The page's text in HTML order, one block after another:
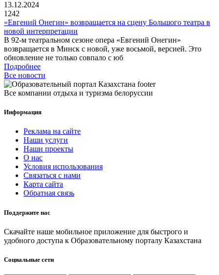
13.12.2024
1242
«Евгений Онегин» возвращается на сцену Большого театра в
новой интерпретации
В 92-м театральном сезоне опера «Евгений Онегин»
возвращается в Минск с новой, уже восьмой, версией. Это
обновление не только совпало с юб
Подробнее
Все новости
Все компании отдыха и туризма белоруссии
Информация
Реклама на сайте
Наши услуги
Наши проекты
О нас
Условия использования
Связаться с нами
Карта сайта
Обратная связь
Поддержите нас
Скачайте наше мобильное приложение для быстрого и
удобного доступа к Образовательному порталу Казахстана
Социальные сети